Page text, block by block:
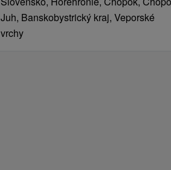
Juh, Banskobystrický kraj, Veporské
vrchy